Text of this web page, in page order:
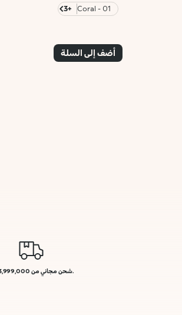
01 - Coral
+3
أضف إلى السلة
.شحن مجاني من 3,999,000 ل.ل